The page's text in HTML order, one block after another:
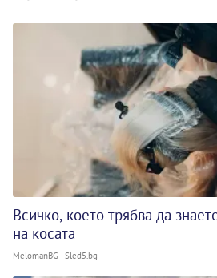
Всичко, което трябва да
на косата
MelomanBG - Sled5.bg